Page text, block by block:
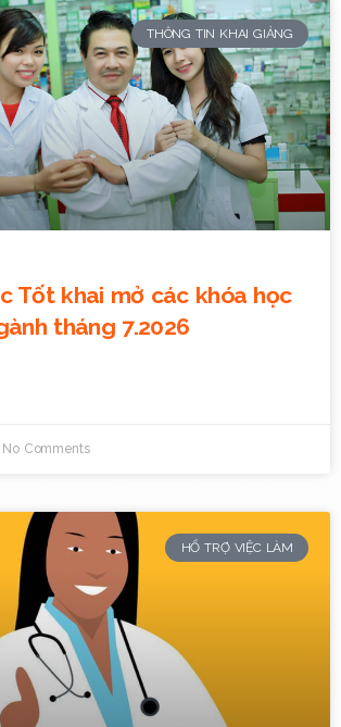
THÔNG TIN KHAI GIẢNG
Tốt khai mở các khóa học
tháng 7.2026
No Comments
HỔ TRỢ VIỆC LÀM